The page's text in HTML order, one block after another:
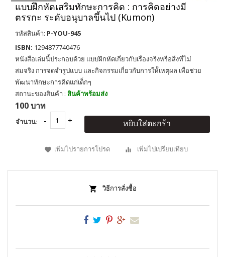
แบบฝึกหัดเสริมทักษะการคิด : การคิดอย่างมี
ตรรกะ ระดับอนุบาลขึ้นไป (Kumon)
รหัสสินค้า: P-YOU-945
ISBN: 1294877740476
หนังสือเล่มนี้ประกอบด้วย แบบฝึกหัดเกี่ยวกับเรื่องจริงหรือสิ่งที่ไม่
สมจริง การจดจำรูปแบบ และกิจกรรมเกี่ยวกับการให้้เหตุผล เพื่อช่วย
พัฒนาทักษะการคิดแก่เด็กๆ
สถานะของสินค้า : สินค้าพร้อมส่ง
100 บาท
จำนวน: หยิบใส่ตะกร้า
เพิ่มไปรายการโปรด เพิ่มไปเปรียบเทียบ
วิธีการสั่งซื้อ